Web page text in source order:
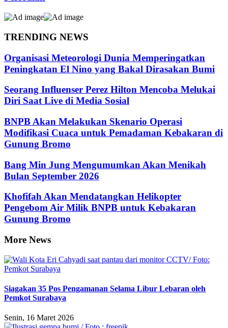
TRENDING NEWS
Organisasi Meteorologi Dunia Memperingatkan
Peningkatan El Nino yang Bakal Dirasakan Bumi
Seorang Influenser Perez Hilton Mencoba Melukai
Diri Saat Live di Media Sosial
BNPB Akan Melakukan Skenario Operasi
Modifikasi Cuaca untuk Pemadaman Kebakaran di
Gunung Bromo
Bang Min Jung Mengumumkan Akan Menikah
Bulan September 2026
Khofifah Akan Mendatangkan Helikopter
Pengebom Air Milik BNPB untuk Kebakaran
Gunung Bromo
More News
Siagakan 35 Pos Pengamanan Selama Libur Lebaran oleh
Pemkot Surabaya
Senin, 16 Maret 2026